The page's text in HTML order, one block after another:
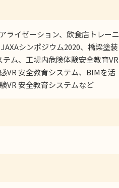
ライゼーション、飲食店トレーニ
シンポジウム2020、橋梁塗装
ム、工場内危険体験安全教育VR
VR 安全教育システム、BIMを活
VR 安全教育システムなど